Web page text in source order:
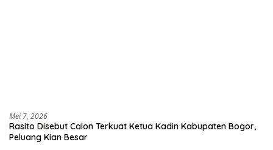
Mei 7, 2026
Rasito Disebut Calon Terkuat Ketua Kadin Kabupaten Bogor,
Peluang Kian Besar